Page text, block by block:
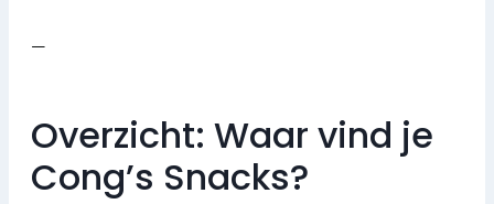
—
Overzicht: Waar vind je
Cong’s Snacks?